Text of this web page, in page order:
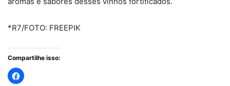
*R7/FOTO: FREEPIK
Compartilhe isso: